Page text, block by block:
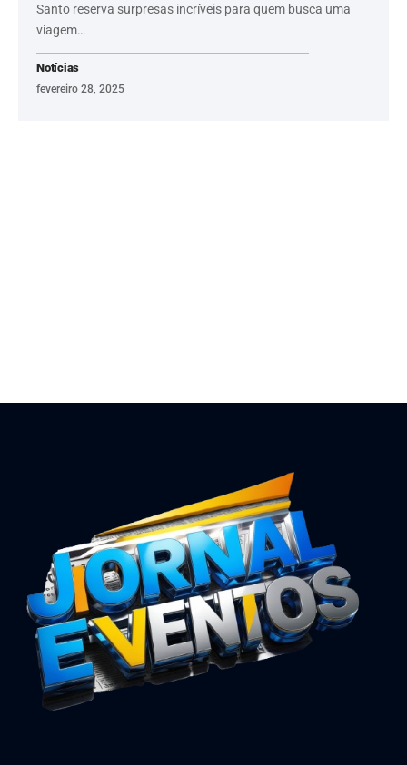
Santo reserva surpresas incríveis para quem busca uma
viagem…
Notícias
fevereiro 28, 2025